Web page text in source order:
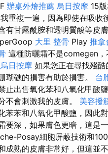
辦桌外燴推薦 烏日按摩 15
我重複一遍，因為即使在吸收
有甘露酰胺和透明質酸等皮
大里 整骨 Play 推拿
這種防曬霜不是comegen，
烏日按摩 如果您正在尋找殘
瑚礁的損害有助於損害。 台
止出售氧化苯和八氧化甲酸
不會刺激我的皮膚。 美容撥
苯苯和八氧化甲酸鹽，因此
要深，如果膚色更暗，這是
Posay細胞屏蔽技術和
成熟的皮膚非常好，但這並